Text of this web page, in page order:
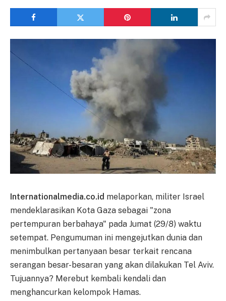
Internationalmedia.co.id melaporkan, militer Israel
mendeklarasikan Kota Gaza sebagai "zona
pertempuran berbahaya" pada Jumat (29/8) waktu
setempat. Pengumuman ini mengejutkan dunia dan
menimbulkan pertanyaan besar terkait rencana
serangan besar-besaran yang akan dilakukan Tel Aviv.
Tujuannya? Merebut kembali kendali dan
menghancurkan kelompok Hamas.